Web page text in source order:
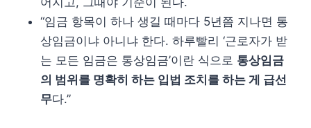
“임금 항목이 하나 생길 때마다 5년쯤 지나면 통
상임금이냐 아니냐 한다. 하루빨리 ‘근로자가 받
는 모든 임금은 통상임금’이란 식으로 통상임금
의 범위를 명확히 하는 입법 조치를 하는 게 급선
무다.”